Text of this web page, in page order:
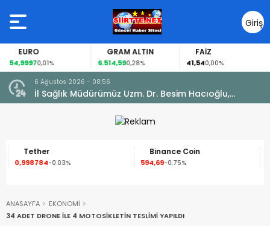
Giriş
Yap
GRAM ALTIN
6.514,590,28%
FAİZ
41,540,00%
GÜMÜŞ GRAM
94,60-0,36%
6 Ağustos 2026 - 08:56
İl Sağlık Müdürümüz Uzm. Dr. Besim Hacıoğlu,
Kurtalan Sağlıklı Hayat Merkezini Ziyaret Etti
Binance Coin
594,69-0.75%
XRP
1,05-1.57%
ANASAYFA
EKONOMİ
34 ADET DRONE İLE 4 MOTOSİKLETİN TESLİMİ YAPILDI